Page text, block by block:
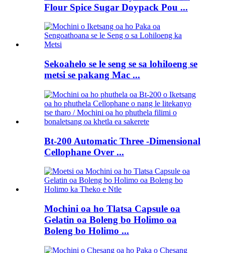
Flour Spice Sugar Doypack Pou ...
Sekoahelo se le seng se sa lohiloeng se
metsi se pakang Mac ...
Bt-200 Automatic Three -Dimensional
Cellophane Over ...
Mochini oa ho Tlatsa Capsule oa
Gelatin oa Boleng bo Holimo oa
Boleng bo Holimo ...